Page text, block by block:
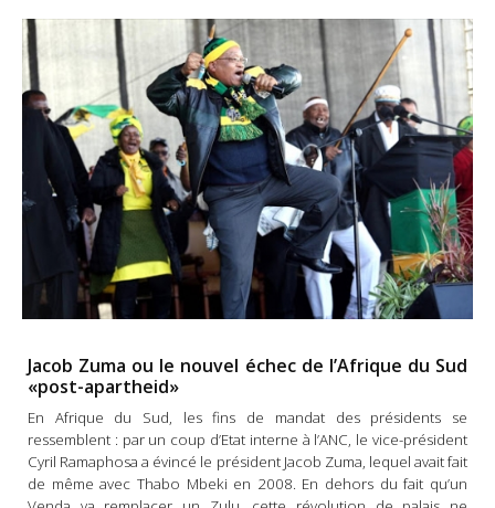
Jacob Zuma ou le nouvel échec de l’Afrique du Sud
«post-apartheid»
En Afrique du Sud, les fins de mandat des présidents se
ressemblent : par un coup d’Etat interne à l’ANC, le vice-président
Cyril Ramaphosa a évincé le président Jacob Zuma, lequel avait fait
de même avec Thabo Mbeki en 2008. En dehors du fait qu’un